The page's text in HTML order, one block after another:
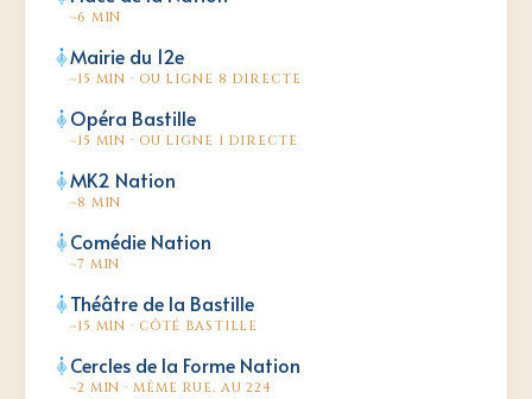
~6 MIN
Mairie du 12e
~15 MIN · OU LIGNE 8 DIRECTE
Opéra Bastille
~15 MIN · OU LIGNE 1 DIRECTE
MK2 Nation
~8 MIN
Comédie Nation
~7 MIN
Théâtre de la Bastille
~15 MIN · CÔTÉ BASTILLE
Cercles de la Forme Nation
~2 MIN · MÊME RUE, AU 224